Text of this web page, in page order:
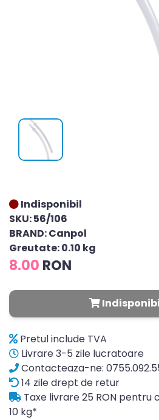
Indisponibil
SKU: 56/106
BRAND: Canpol
Greutate: 0.10 kg
8.00 RON
Pretul include TVA
Livrare 3-5 zile lucratoare
Contacteaza-ne:
14 zile drept de retur
Taxe livrare 25 RON pentru
10 kg*